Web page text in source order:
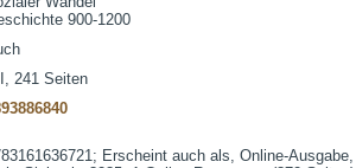
900-1200
241 Seiten
Erscheint auch als, Online-